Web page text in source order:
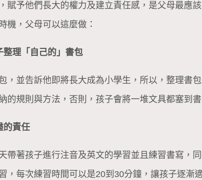
賦予他們長大的權力及建立責任感，是父母最應
機，父母可以這麼做：
整理「自己的」書包
，並告訴他即將長大成為小學生，所以，整理書
的規則與方法，否則，孩子會將一堆文具都塞到
的責任
帶著孩子進行注音及英文的學習並且練習書寫，
，每次練習時間可以是20到30分鐘，讓孩子逐漸